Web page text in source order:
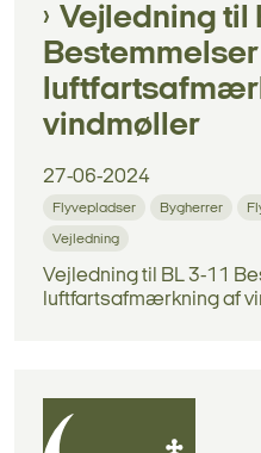
Vejledning til
vindmøller
27-06-2024
Flyvepladser Bygherrer
Vejledning
Vejledning til BL 3-11
luftfartsafmærkning af